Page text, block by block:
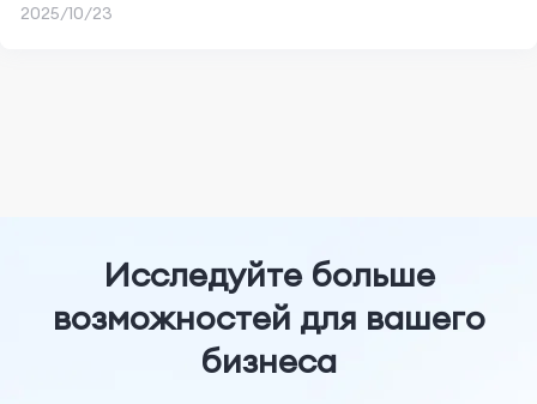
2025/10/23
Исследуйте больше
возможностей для вашего
бизнеса